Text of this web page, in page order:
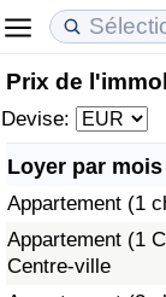
Prix de
Devise:
Loyer par mois
Appartement (1
Appartement (1
Centre-ville
Coût de la vie
Indice du Coût
Indice du Coût
Indice du coût
Prix de
Indice des
Indice des Prix
Indice des Prix
Qualité de Vie
Indice de
Indice de
Indice de